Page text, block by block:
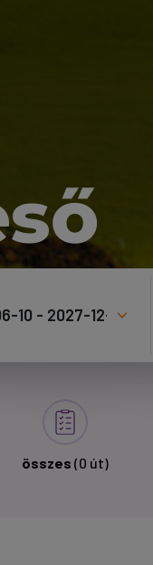
összes (0 út)